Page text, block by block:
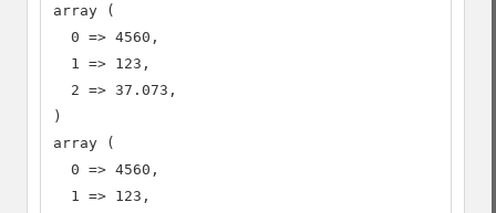
array (
  0 => 4560,
  1 => 123,
  2 => 37.073,
)
array (
  0 => 4560,
  1 => 123,